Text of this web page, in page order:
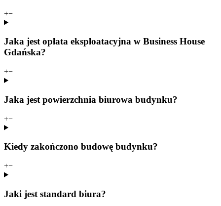
+−
Jaka jest opłata eksploatacyjna w Business House
Gdańska?
+−
Jaka jest powierzchnia biurowa budynku?
+−
Kiedy zakończono budowę budynku?
+−
Jaki jest standard biura?